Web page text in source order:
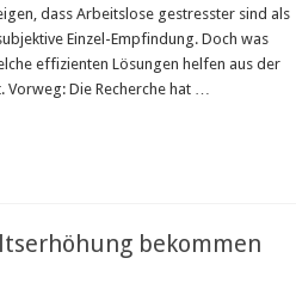
dass Arbeitslose gestresster sind als
Einzel-Empfindung. Doch was
effizienten Lösungen helfen aus der
Vorweg: Die Recherche hat …
bekommen